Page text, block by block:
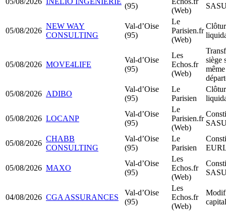
(95)
(Web)
05/08/2026
NEW WAY
CONSULTING
Val-d’Oise
(95)
Le
Parisien.fr
(Web)
05/08/2026 MOVE4LIFE
Val-d’Oise
(95)
Les
Echos.fr
(Web)
siège
même
05/08/2026 ADIBO
Val-d’Oise
(95)
Le
Parisien
05/08/2026 LOCANP
Val-d’Oise
(95)
Le
Parisien.fr
(Web)
05/08/2026
CHABB
CONSULTING
Val-d’Oise
(95)
Le
Parisien
05/08/2026 MAXO
Val-d’Oise
(95)
Les
Echos.fr
(Web)
04/08/2026 CGA ASSURANCES
Val-d’Oise
(95)
Les
Echos.fr
(Web)